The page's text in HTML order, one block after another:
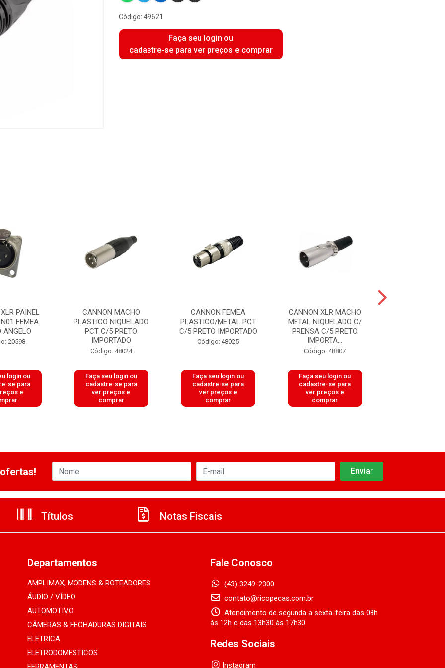
Código: 49621
Faça seu login ou
cadastre-se para ver preços e comprar
PAINEL
FEMEA
ANGELO
20598
login ou
se para
e
CANNON MACHO
PLASTICO NIQUELADO
PCT C/5 PRETO
IMPORTADO
Código: 48024
Faça seu login ou
cadastre-se para
ver preços e
comprar
CANNON FEMEA
PLASTICO/METAL PCT
C/5 PRETO IMPORTADO
Código: 48025
Faça seu login ou
cadastre-se para
ver preços e
comprar
CANNON XLR MACHO
METAL NIQUELADO C/
PRENSA C/5 PRETO
IMPORTA...
Código: 48807
Faça seu login ou
cadastre-se para
ver preços e
comprar
Títulos Notas Fiscais
Departamentos
AMPLIMAX, MODENS & ROTEADORES
ÁUDIO / VÍDEO
AUTOMOTIVO
CÂMERAS & FECHADURAS DIGITAIS
ELETRICA
ELETRODOMESTICOS
Fale Conosco
(43) 3249-2300
contato@ricopecas.com.br
Atendimento de segunda a sexta-feira das 08h
às 12h e das 13h30 às 17h30
Redes Sociais
Instagram